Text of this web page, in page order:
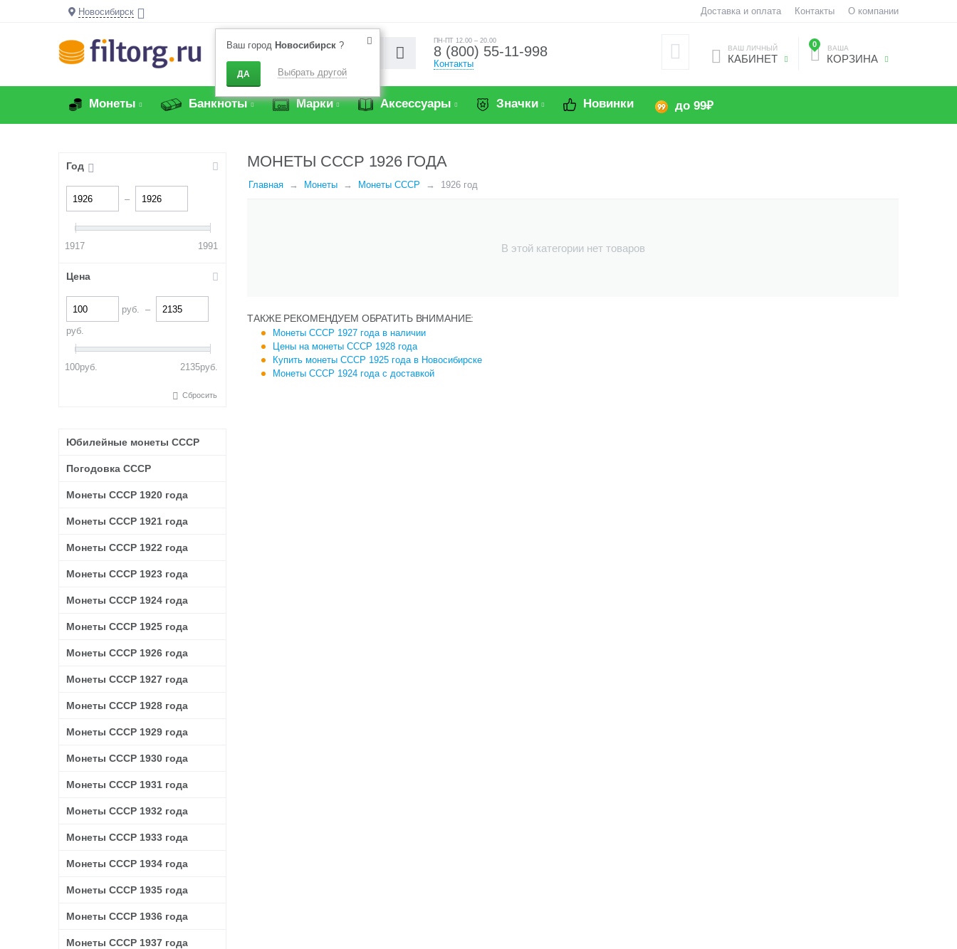
Новосибирск
Ваш город Новосибирск ?
ДА Выбрать другой
Доставка и оплата Контакты О компании
ПН-ПТ 12.00 – 20.00
8 (800) 55-11-998
Контакты
0 ВАША
КОРЗИНА
ВАШ ЛИЧНЫЙ
КАБИНЕТ
Монеты Банкноты Марки Аксессуары Значки Новинки до 99₽
МОНЕТЫ СССР 1926 ГОДА
Главная Монеты Монеты СССР 1926 год
В этой категории нет товаров
ТАКЖЕ РЕКОМЕНДУЕМ ОБРАТИТЬ ВНИМАНИЕ:
Монеты СССР 1927 года в наличии
Цены на монеты СССР 1928 года
Купить монеты СССР 1925 года в Новосибирске
Монеты СССР 1924 года с доставкой
Год
–
1917 1991
Цена
руб. –
руб.
100руб. 2135руб.
Сбросить
Юбилейные монеты СССР
Погодовка СССР
Монеты СССР 1920 года
Монеты СССР 1921 года
Монеты СССР 1922 года
Монеты СССР 1923 года
Монеты СССР 1924 года
Монеты СССР 1925 года
Монеты СССР 1926 года
Монеты СССР 1927 года
Монеты СССР 1928 года
Монеты СССР 1929 года
Монеты СССР 1930 года
Монеты СССР 1931 года
Монеты СССР 1932 года
Монеты СССР 1933 года
Монеты СССР 1934 года
Монеты СССР 1935 года
Монеты СССР 1936 года
Монеты СССР 1937 года